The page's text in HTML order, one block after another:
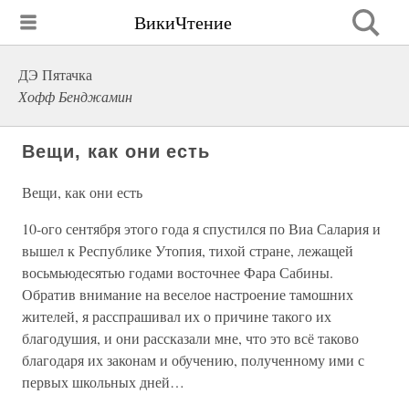
ВикиЧтение
ДЭ Пятачка
Хофф Бенджамин
Вещи, как они есть
Вещи, как они есть
10-ого сентября этого года я спустился по Виа Салария и
вышел к Республике Утопия, тихой стране, лежащей
восьмьюдесятью годами восточнее Фара Сабины.
Обратив внимание на веселое настроение тамошних
жителей, я расспрашивал их о причине такого их
благодушия, и они рассказали мне, что это всё таково
благодаря их законам и обучению, полученному ими с
первых школьных дней…